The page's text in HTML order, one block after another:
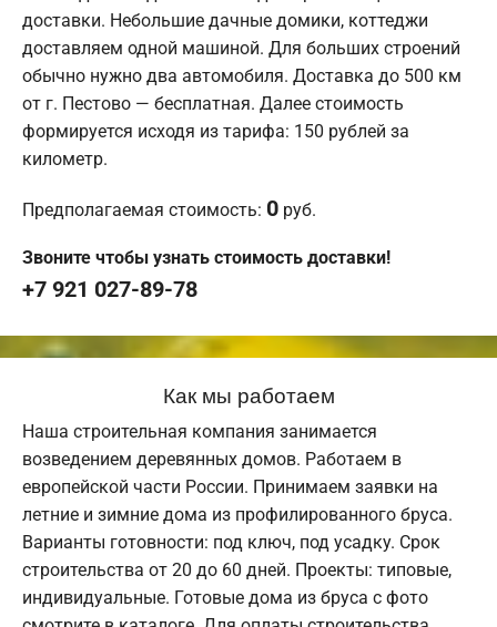
доставки. Небольшие дачные домики, коттеджи
доставляем одной машиной. Для больших строений
обычно нужно два автомобиля. Доставка до 500 км
от г. Пестово — бесплатная. Далее стоимость
формируется исходя из тарифа: 150 рублей за
километр.
Предполагаемая стоимость: 0 руб.
Звоните чтобы узнать стоимость доставки!
+7 921 027-89-78
Как мы работаем
Наша строительная компания занимается
возведением деревянных домов. Работаем в
европейской части России. Принимаем заявки на
летние и зимние дома из профилированного бруса.
Варианты готовности: под ключ, под усадку. Срок
строительства от 20 до 60 дней. Проекты: типовые,
индивидуальные. Готовые дома из бруса с фото